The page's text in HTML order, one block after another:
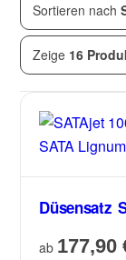
Sortieren nach
Zeige 16
Zeige1von1
Düsensatz
ab 177,90